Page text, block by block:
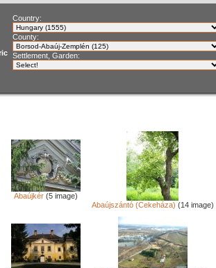
Country:
County:
Settlement, Garden:
Abaújkér(5 image)
Abaújszántó (Cekeháza) (14 image)